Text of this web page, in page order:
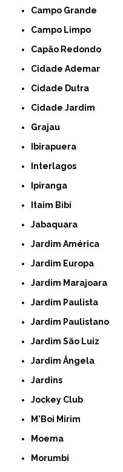
Campo Grande
Campo Limpo
Capão Redondo
Cidade Ademar
Cidade Dutra
Cidade Jardim
Grajau
Ibirapuera
Interlagos
Ipiranga
Itaim Bibi
Jabaquara
Jardim América
Jardim Europa
Jardim Marajoara
Jardim Paulista
Jardim Paulistano
Jardim São Luiz
Jardim Ângela
Jardins
Jockey Club
M'Boi Mirim
Moema
Morumbi